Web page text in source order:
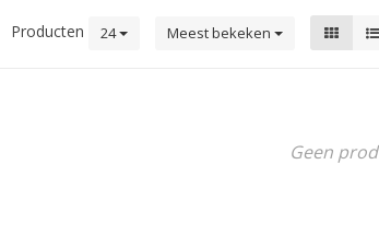
Producten 24 Meest bekeken
Geen